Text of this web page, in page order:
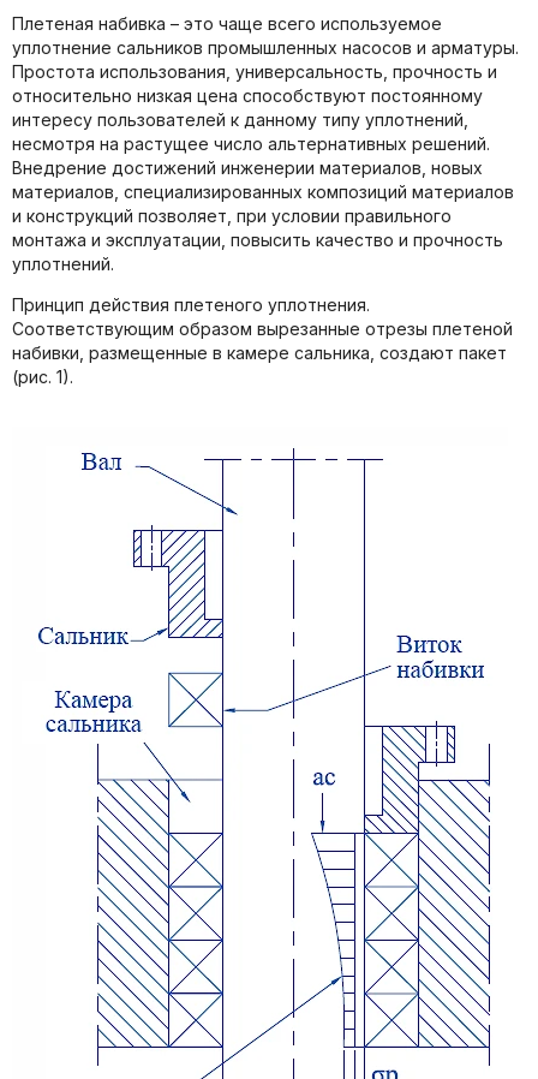
Плетеная набивка – это чаще всего используемое
уплотнение сальников промышленных насосов и арматуры.
Простота использования, универсальность, прочность и
относительно низкая цена способствуют постоянному
интересу пользователей к данному типу уплотнений,
несмотря на растущее число альтернативных решений.
Внедрение достижений инженерии материалов, новых
материалов, специализированных композиций материалов
и конструкций позволяет, при условии правильного
монтажа и эксплуатации, повысить качество и прочность
уплотнений.
Принцип действия плетеного уплотнения.
Соответствующим образом вырезанные отрезы плетеной
набивки, размещенные в камере сальника, создают пакет
(рис. 1).